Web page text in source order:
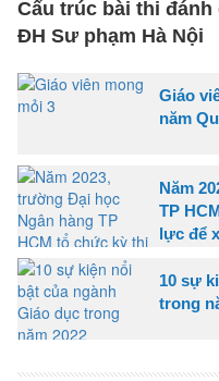
Cấu trúc bài thi
ĐH Sư phạm Hà Nội
Giáo
năm
Năm
TP
lực để
10 sự
trong